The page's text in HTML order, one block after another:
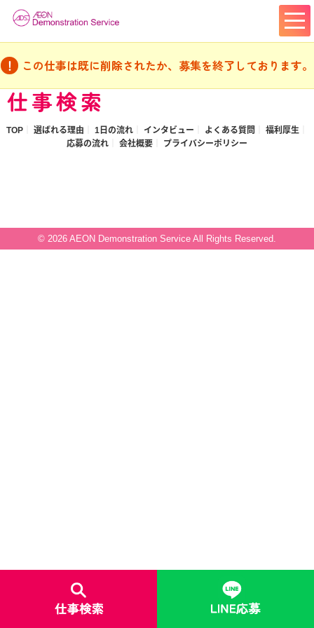
仕事検索
この仕事は既に削除されたか、募集を終了しております。
TOP 選ばれる理由 1日の流れ インタビュー よくある質問
福利厚生
応募の流れ
会社概要 プライバシーポリシー
© 2026 AEON Demonstration Service All Rights Reserved.